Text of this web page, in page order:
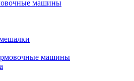
машины
машины